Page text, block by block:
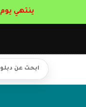
ينتهي يوم 15 اغسطس اتعلم ب 75% خصم : احجز مقعدك الان